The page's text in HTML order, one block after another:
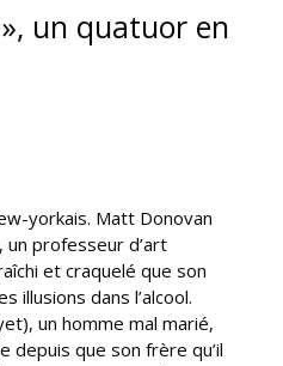
un quatuor en
yorkais. Matt Donovan
un professeur d’art
et craquelé que son
illusions dans l’alcool.
un homme mal marié,
depuis que son frère qu’il